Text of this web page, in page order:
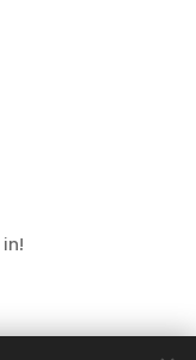
in!